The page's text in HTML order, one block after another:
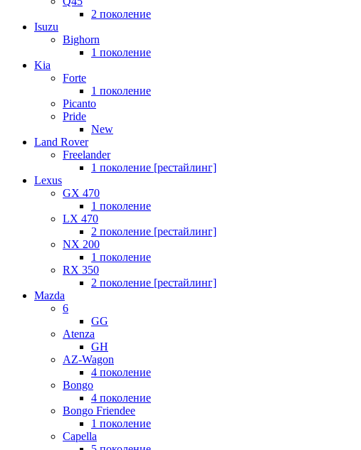
2 поколение
Isuzu
Bighorn
1 поколение
Kia
Forte
1 поколение
Picanto
Pride
New
Land Rover
Freelander
1 поколение [рестайлинг]
Lexus
GX 470
1 поколение
LX 470
2 поколение [рестайлинг]
NX 200
1 поколение
RX 350
2 поколение [рестайлинг]
Mazda
6
GG
Atenza
GH
AZ-Wagon
4 поколение
Bongo
4 поколение
Bongo Friendee
1 поколение
Capella